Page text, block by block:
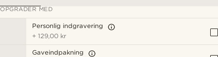
OPGRADER MED
Personlig indgravering
+129,00 kr
Gaveindpakning